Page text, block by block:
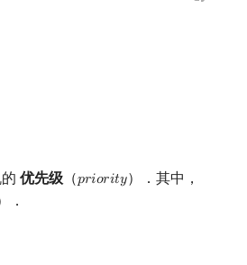
优先级（𝑝𝑟𝑖𝑜𝑟𝑖𝑡𝑦
priority）．其中，
．